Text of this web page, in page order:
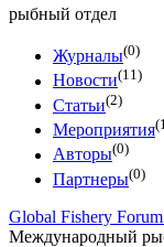
рыбный отдел
Журналы(0)
Новости(11)
Статьи(2)
Мероприятия
Авторы(0)
Партнеры(0)
Global Fishery
Международный